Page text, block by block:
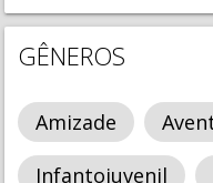
GÊNEROS
Amizade
Infantojuvenil